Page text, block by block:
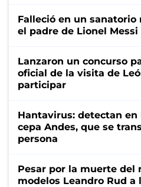
Falleció en un sanatorio
el padre de Lionel Messi
Lanzaron un concurso
oficial de la visita de
participar
Hantavirus: detectan en
cepa Andes, que se
persona
Pesar por la muerte del
modelos Leandro Rud a